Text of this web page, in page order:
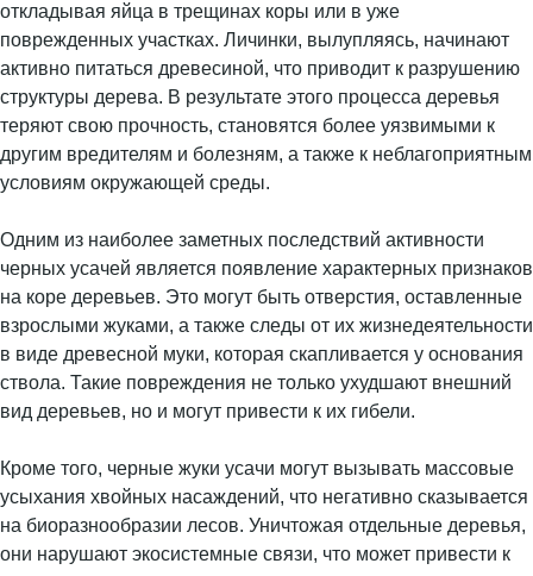
откладывая яйца в трещинах коры или в уже
поврежденных участках. Личинки, вылупляясь, начинают
активно питаться древесиной, что приводит к разрушению
структуры дерева. В результате этого процесса деревья
теряют свою прочность, становятся более уязвимыми к
другим вредителям и болезням, а также к неблагоприятным
условиям окружающей среды.
Одним из наиболее заметных последствий активности
черных усачей является появление характерных признаков
на коре деревьев. Это могут быть отверстия, оставленные
взрослыми жуками, а также следы от их жизнедеятельности
в виде древесной муки, которая скапливается у основания
ствола. Такие повреждения не только ухудшают внешний
вид деревьев, но и могут привести к их гибели.
Кроме того, черные жуки усачи могут вызывать массовые
усыхания хвойных насаждений, что негативно сказывается
на биоразнообразии лесов. Уничтожая отдельные деревья,
они нарушают экосистемные связи, что может привести к